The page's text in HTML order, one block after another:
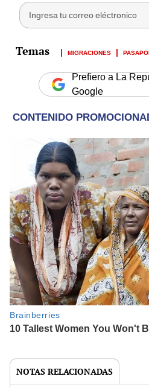
MIGRACIONES
Prefiero a La
Google
NOTAS RELACIONADAS